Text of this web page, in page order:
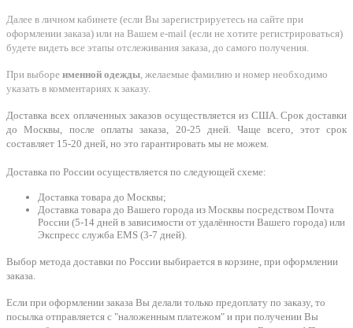
Далее в личном кабинете (если Вы зарегистрируетесь на сайте при
оформлении заказа) или на Вашем e-mail (если не хотите регистрироваться)
будете видеть все этапы отслеживания заказа, до самого получения.
При выборе именной одежды, желаемые фамилию и номер необходимо
указать в комментариях к заказу.
Доставка всех оплаченных заказов осуществляется из США. Срок доставки
до Москвы, после оплаты заказа, 20-25 дней. Чаще всего, этот срок
составляет 15-20 дней, но это гарантировать мы не можем.
Доставка по России осуществляется по следующей схеме:
Доставка товара до Москвы;
Доставка товара до Вашего города из Москвы посредством Почта
России (5-14 дней в зависимости от удалённости Вашего города) или
Экспресс служба EMS (3-7 дней).
Выбор метода доставки по России выбирается в корзине, при оформлении
заказа.
Если при оформлении заказа Вы делали только предоплату по заказу, то
посылка отправляется с "наложенным платежом" и при получении Вы